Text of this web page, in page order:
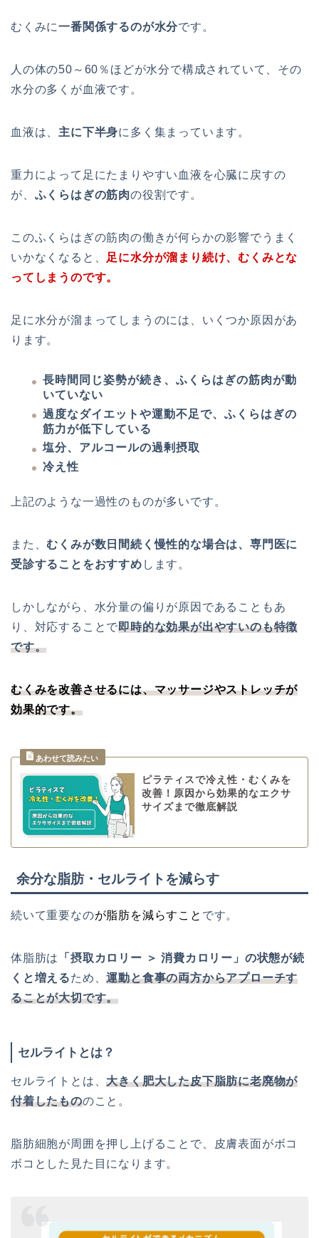
むくみに一番関係するのが水分です。
人の体の50～60％ほどが水分で構成されていて、その
水分の多くが血液です。
血液は、 主に下半身に多く集まっています。
重力によって足にたまりやすい血液を心臓に戻すの
が、 ふくらはぎの筋肉の役割です。
このふくらはぎの筋肉の働きが何らかの影響でうまく
いかなくなると、 足に水分が溜まり続け、むくみとな
ってしまうのです。
足に水分が溜まってしまうのには、いくつか原因があ
ります。
長時間同じ姿勢が続き、ふくらはぎの筋肉が動
いていない
過度なダイエットや運動不足で、ふくらはぎの
筋力が低下している
塩分、アルコールの過剰摂取
冷え性
上記のような一過性のものが多いです。
また、むくみが数日間続く慢性的な場合は、専門医に
受診することをおすすめ します。
しかしながら、水分量の偏りが原因であることもあ
り、対応することで即時的な効果が出やすいのも特徴
です。
むくみを改善させるには、マッサージやストレッチが
効果的です。
ピラティスで冷え性・むくみを
改善！原因から効果的なエクサ
サイズまで徹底解説
余分な脂肪・セルライトを減らす
続いて重要なのが脂肪を減らす こと です。
体脂肪は
「摂取カロリー ＞ 消費カロリー」の状態が続
くと増えるため、運動と食事の両方からアプローチす
ることが大切です。
セルライトとは？
セルライトとは、大きく肥大した皮下脂肪に老廃物が
付着したもののこと。
脂肪細胞が周囲を押し上げることで、皮膚表面がボコ
ボコとした見た目になります。